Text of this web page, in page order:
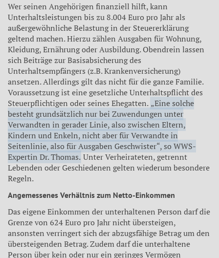
Wer seinen Angehörigen finanziell hilft, kann
Unterhaltsleistungen bis zu 8.004 Euro pro Jahr als
außergewöhnliche Belastung in der Steuererklärung
geltend machen. Hierzu zählen Ausgaben für Wohnung,
Kleidung, Ernährung oder Ausbildung. Obendrein lassen
sich Beiträge zur Basisabsicherung des
Unterhaltsempfängers (z.B. Krankenversicherung)
ansetzen. Allerdings gilt das nicht für die ganze Familie.
Voraussetzung ist eine gesetzliche Unterhaltspflicht des
Steuerpflichtigen oder seines Ehegatten. „Eine solche
besteht grundsätzlich nur bei Zuwendungen unter
Verwandten in gerader Linie, also zwischen Eltern,
Kindern und Enkeln, nicht aber für Verwandte in
Seitenlinie, also für Ausgaben Geschwister“, so WWS-
Expertin Dr. Thomas. Unter Verheirateten, getrennt
Lebenden oder Geschiedenen gelten wiederum besondere
Regeln.
Angemessenes Verhältnis zum Netto-Einkommen
Das eigene Einkommen der unterhaltenen Person darf die
Grenze von 624 Euro pro Jahr nicht übersteigen,
ansonsten verringert sich der abzugsfähige Betrag um den
übersteigenden Betrag. Zudem darf die unterhaltene
Person über kein oder nur ein geringes Vermögen